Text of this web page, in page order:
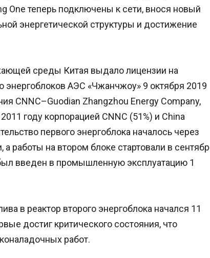
One теперь подключены к сети, внося новый
энергетической структуры и достижение
среды Китая выдало лицензии на
энергоблоков АЭС «Чжанчжоу» 9 октября 2019
CNNC–Guodian Zhangzhou Energy Company,
году корпорацией CNNC (51%) и China
первого энергоблока началось через
работы на втором блоке стартовали в
введен в промышленную эксплуатацию 1
в реактор второго энергоблока начался 11
достиг критического состояния, что
работ.